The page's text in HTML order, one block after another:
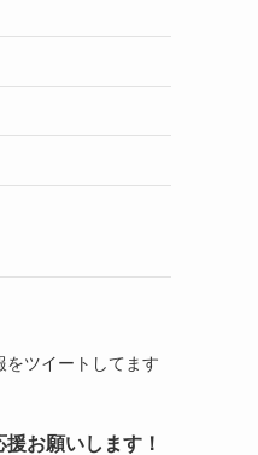
をツイートしてます
お願いします！